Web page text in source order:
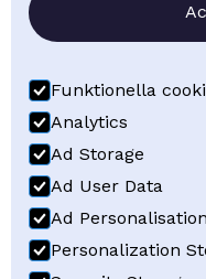
Om Visuell Planering
Boka demo
Få offert
Följ oss på LinkedIn
Följ oss på YouTube
Funktionella
Analytics
Ad Storage
Ad User Data
Ad Personalisation
Personalization